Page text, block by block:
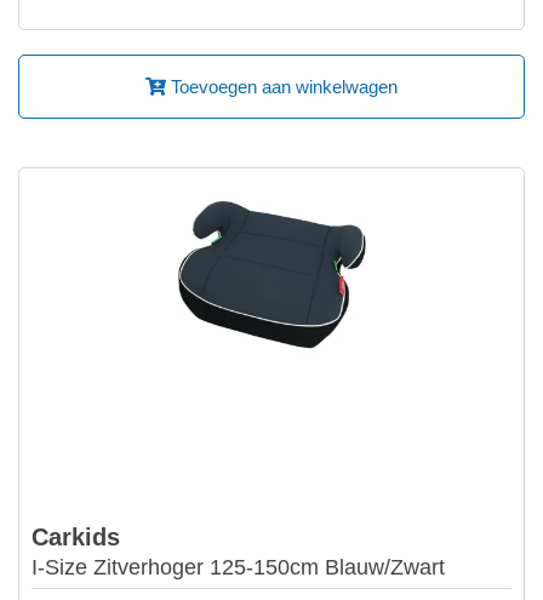
Toevoegen aan winkelwagen
Carkids
I-Size Zitverhoger 125-150cm Blauw/Zwart